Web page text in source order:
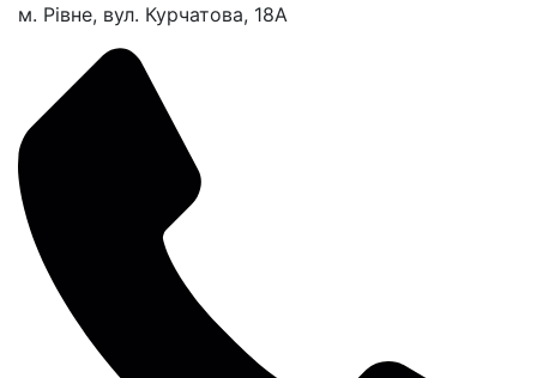
м. Рівне, вул. Курчатова, 18А